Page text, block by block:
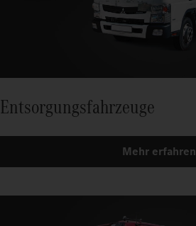
Entsorgungsfahrzeuge
Mehr erfahren